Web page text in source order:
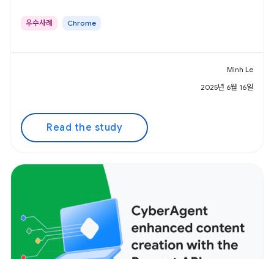
우수사례 Chrome
Minh Le
2025년 6월 16일
Read the study